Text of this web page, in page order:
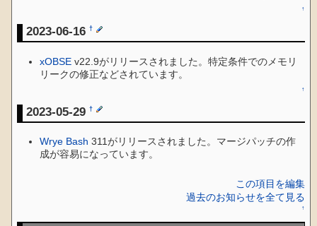
↑
2023-06-16†
xOBSE v22.9がリリースされました。特定条件でのメモリ
リークの修正などされています。
↑
2023-05-29†
Wrye Bash 311がリリースされました。マージパッチの作
成が容易になっています。
この項目を編集
過去のお知らせを全て見る
↑